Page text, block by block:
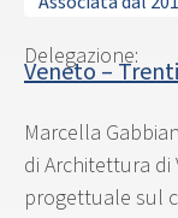
Delegazione:
Veneto –
Marcella
di Architettura di
progettuale sul